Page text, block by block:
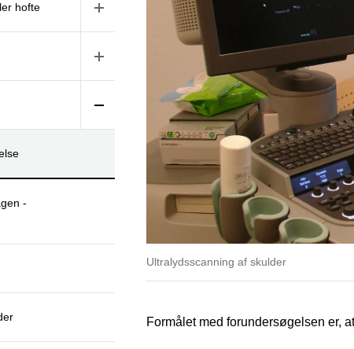
hofte
-
Ultralydsscanning af skulder
Formålet med forundersøgelsen er,